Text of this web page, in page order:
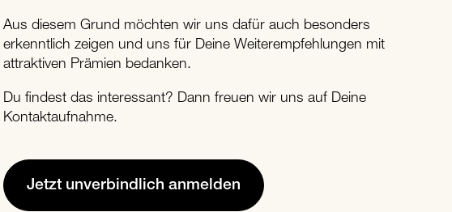
Aus diesem Grund möchten wir uns dafür auch besonders
erkenntlich zeigen und uns für Deine Weiterempfehlungen mit
attraktiven Prämien bedanken.
Du findest das interessant? Dann freuen wir uns auf Deine
Kontaktaufnahme.
Jetzt unverbindlich anmelden